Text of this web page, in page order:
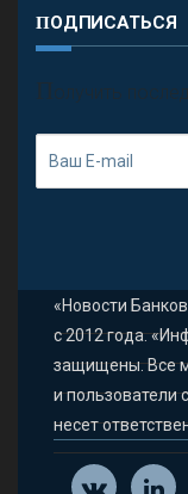
ПОДПИСАТЬСЯ
П олучить
«Новости
с 2012 года.
защищены. Все
и пользователи
несет